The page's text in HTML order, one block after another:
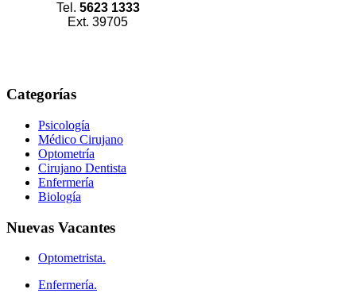
Tel. 5623 1333
Ext. 39705
Categorías
Psicología
Médico Cirujano
Optometría
Cirujano Dentista
Enfermería
Biología
Nuevas Vacantes
Optometrista.
Enfermería.